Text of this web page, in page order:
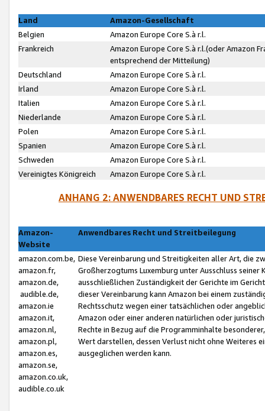
Land
Amazon-Gesellschaft
Belgien
Amazon Europe Core S.à r.l.
Frankreich
Amazon Europe Core S.à r.l.(oder Amazon
entsprechend der Mitteilung)
Deutschland
Amazon Europe Core S.à r.l.
Irland
Amazon Europe Core S.à r.l.
Italien
Amazon Europe Core S.à r.l.
Niederlande
Amazon Europe Core S.à r.l.
Polen
Amazon Europe Core S.à r.l.
Spanien
Amazon Europe Core S.à r.l.
Schweden
Amazon Europe Core S.à r.l.
Vereinigtes Königreich
Amazon Europe Core S.à r.l.
ANHANG 2: ANWENDBARES RECHT UND
Amazon-
Website
Anwendbares Recht und Streitbeilegung
amazon.com.be,
amazon.fr,
amazon.de,
audible.de,
amazon.ie
amazon.it,
amazon.nl,
amazon.pl,
amazon.es,
amazon.se,
amazon.co.uk,
audible.co.uk
Diese Vereinbarung und Streitigkeiten aller Art, die
Großherzogtums Luxemburg unter Ausschluss
ausschließlichen Zuständigkeit der Gerichte im
dieser Vereinbarung kann Amazon bei einem
Rechtsschutz wegen einer tatsächlichen oder
Amazon oder einer anderen natürlichen oder
Rechte in Bezug auf die Programminhalte
Wert darstellen, dessen Verlust nicht ohne Weiteres
ausgeglichen werden kann.